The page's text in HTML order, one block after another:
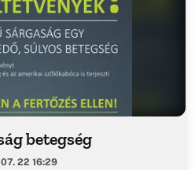
betegség
22 16:29